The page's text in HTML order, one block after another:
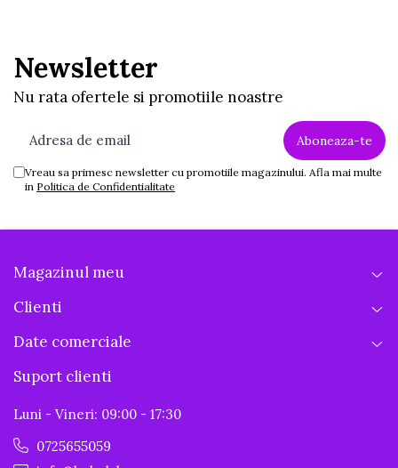
Newsletter
Nu rata ofertele si promotiile noastre
Vreau sa primesc newsletter cu promotiile magazinului. Afla mai multe
in Politica de Confidentialitate
Magazinul meu
Clienti
Date comerciale
Suport clienti
Luni - Vineri: 09:00 - 17:30
0725655059